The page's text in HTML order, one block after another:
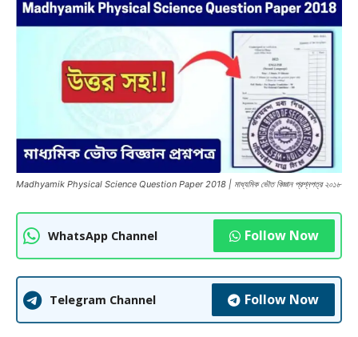
Madhyamik Physical Science Question Paper 2018 | মাধ্যমিক ভৌত বিজ্ঞান প্রশ্নপত্র ২০১৮
WhatsApp Channel Follow Now
Telegram Channel Follow Now